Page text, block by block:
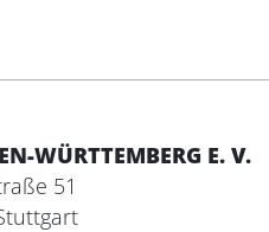
WÜRTTEMBERG E. V.
51